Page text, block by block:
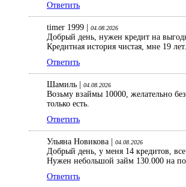
Ответить
timer 1999 | 04.08.2026
Добрый день, нужен кредит на
Кредитная история чистая, мне 19
Ответить
Шамиль | 04.08.2026
Возьму взаймы 10000, желательно
только есть.
Ответить
Ульяна Новикова | 04.08.2026
Добрый день, у меня 14 кредитов,
Нужен небольшой займ 130.000 на
Ответить